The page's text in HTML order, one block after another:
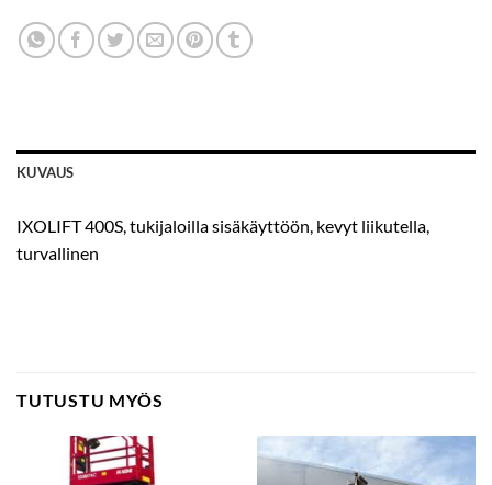
KUVAUS
IXOLIFT 400S, tukijaloilla sisäkäyttöön, kevyt liikutella,
turvallinen
TUTUSTU MYÖS